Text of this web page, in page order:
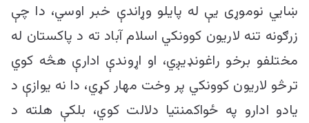
ښایي نوموړی یې له پایلو وړاندې خبر اوسي، دا چې
زرګونه تنه لاریون کوونکي اسلام آباد ته د پاکستان له
مختلفو برخو راغونډیږي، او اړوندې ادارې هڅه کوي
ترڅو لاریون کوونکي پر وخت مهار کړي، دا نه یوازې د
یادو ادارو په ځواکمنتیا دلالت کوي، بلکې هلته د